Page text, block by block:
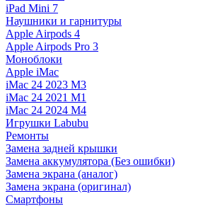
iPad Mini 7
Наушники и гарнитуры
Apple Airpods 4
Apple Airpods Pro 3
Моноблоки
Apple iMac
iMac 24 2023 M3
iMac 24 2021 M1
iMac 24 2024 M4
Игрушки Labubu
Ремонты
Замена задней крышки
Замена аккумулятора (Без ошибки)
Замена экрана (аналог)
Замена экрана (оригинал)
Смартфоны